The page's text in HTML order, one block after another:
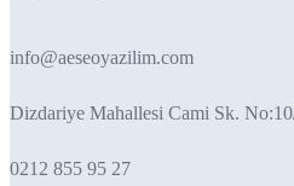
info@aeseoyazilim.com
Dizdariye Mahallesi Cami Sk.
0212 855 95 27